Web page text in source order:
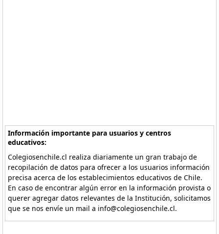
Información importante para usuarios y centros
educativos:
Colegiosenchile.cl realiza diariamente un gran trabajo de
recopilación de datos para ofrecer a los usuarios información
precisa acerca de los establecimientos educativos de Chile.
En caso de encontrar algún error en la información provista o
querer agregar datos relevantes de la Institución, solicitamos
que se nos envíe un mail a info@colegiosenchile.cl.